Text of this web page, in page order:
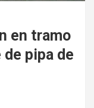
en tramo
pipa de